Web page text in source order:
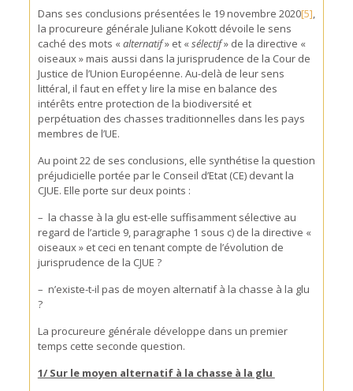
Dans ses conclusions présentées le 19 novembre 2020[5],
la procureure générale Juliane Kokott dévoile le sens
caché des mots «alternatif» et «sélectif» de la directive «
oiseaux » mais aussi dans la jurisprudence de la Cour de
Justice de l’Union Européenne. Au-delà de leur sens
littéral, il faut en effet y lire la mise en balance des
intérêts entre protection de la biodiversité et
perpétuation des chasses traditionnelles dans les pays
membres de l’UE.
Au point 22 de ses conclusions, elle synthétise la question
préjudicielle portée par le Conseil d’Etat (CE) devant la
CJUE. Elle porte sur deux points :
– la chasse à la glu est-elle suffisamment sélective au
regard de l’article 9, paragraphe 1 sous c) de la directive «
oiseaux » et ceci en tenant compte de l’évolution de
jurisprudence de la CJUE ?
– n’existe-t-il pas de moyen alternatif à la chasse à la glu
?
La procureure générale développe dans un premier
temps cette seconde question.
1/ Sur le moyen alternatif à la chasse à la glu